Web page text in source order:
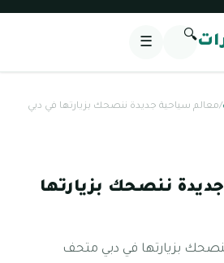
🔍
☰
/معالم سياحية جديدة ننصحك بزيارتها في دبي
ننصحك بزيارتها
بزيارتها في دبي متحف